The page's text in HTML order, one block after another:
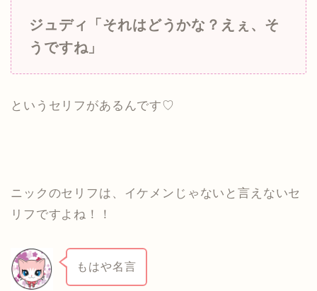
ジュディ「それはどうかな？えぇ、そ
うですね」
というセリフがあるんです♡
ニックのセリフは、イケメンじゃないと言えないセ
リフですよね！！
もはや名言